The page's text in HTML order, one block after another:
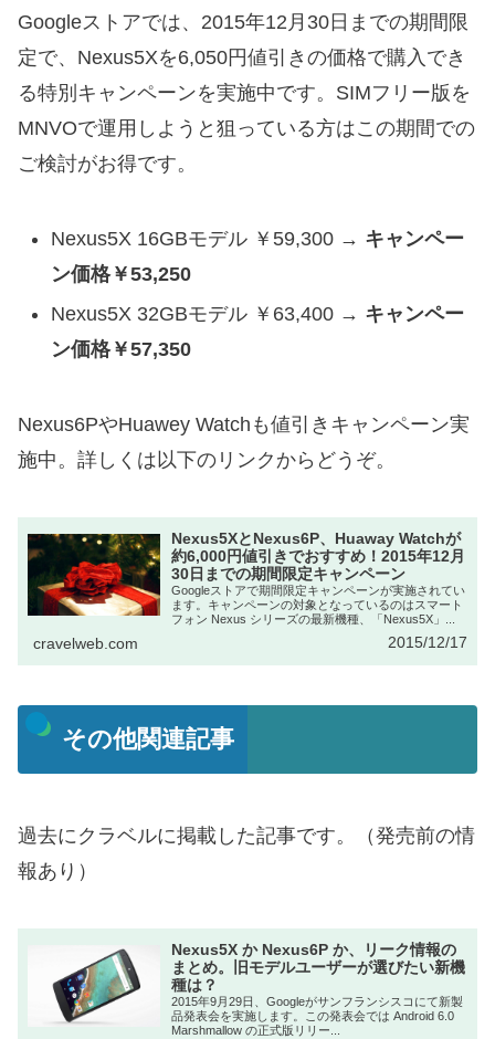
Googleストアでは、2015年12月30日までの期間限
定で、Nexus5Xを6,050円値引きの価格で購入でき
る特別キャンペーンを実施中です。SIMフリー版を
MNVOで運用しようと狙っている方はこの期間での
ご検討がお得です。
Nexus5X 16GBモデル ￥59,300 → キャンペー
ン価格￥53,250
Nexus5X 32GBモデル ￥63,400 → キャンペー
ン価格￥57,350
Nexus6PやHuawey Watchも値引きキャンペーン実
施中。詳しくは以下のリンクからどうぞ。
Nexus5XとNexus6P、Huaway Watchが
約6,000円値引きでおすすめ！2015年12月
30日までの期間限定キャンペーン
Googleストアで期間限定キャンペーンが実施されてい
ます。キャンペーンの対象となっているのはスマート
フォン Nexus シリーズの最新機種、「Nexus5X」...
cravelweb.com 2015/12/17
その他関連記事
過去にクラベルに掲載した記事です。（発売前の情
報あり）
Nexus5X か Nexus6P か、リーク情報の
まとめ。旧モデルユーザーが選びたい新機
種は？
2015年9月29日、Googleがサンフランシスコにて新製
品発表会を実施します。この発表会では Android 6.0
Marshmallow の正式版リリー...